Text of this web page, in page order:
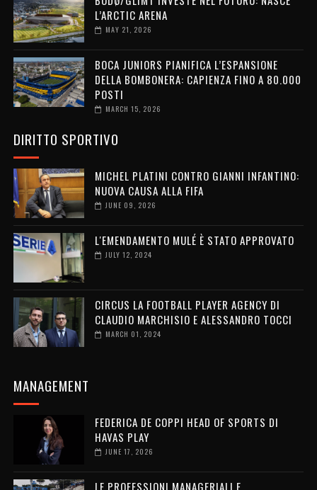
L’ARCTIC ARENA
MAY 21, 2026
BOCA JUNIORS PIANIFICA L’ESPANSIONE
DELLA BOMBONERA: CAPIENZA FINO A 80.000
POSTI
MARCH 15, 2026
DIRITTO SPORTIVO
MICHEL PLATINI CONTRO GIANNI INFANTINO:
NUOVA CAUSA ALLA FIFA
JUNE 09, 2026
L'EMENDAMENTO MULÉ È STATO APPROVATO
JULY 12, 2024
CIRCUS LA FOOTBALL PLAYER AGENCY DI
CLAUDIO MARCHISIO E ALESSANDRO TOCCI
MARCH 01, 2024
MANAGEMENT
FEDERICA DE COPPI HEAD OF SPORTS DI
HAVAS PLAY
JUNE 17, 2026
LE PROFESSIONI MANAGERIALI E